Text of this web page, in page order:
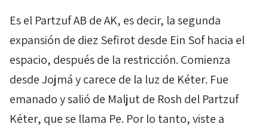
Es el PartzufAB deAK, es decir, la segunda
expansión de diez Sefirotdesde Ein Sofhacia el
espacio, después de la restricción. Comienza
desdeJojmáy carece de la luz de Kéter. Fue
emanado y salió de Maljutde Rosh del Partzuf
Kéter, que se llama Pe. Por lo tanto, viste a